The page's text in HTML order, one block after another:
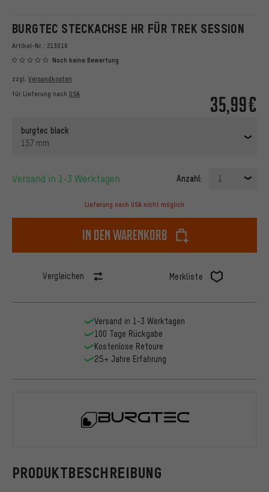
BURGTEC STECKACHSE HR FÜR TREK SESSION
Artikel-Nr.: 213016
Noch keine Bewertung
35,99€
zzgl. Versandkosten
für Lieferung nach USA
burgtec black
157 mm
Versand in 1-3 Werktagen Anzahl: 1
Lieferung nach USA nicht möglich
In den Warenkorb
Vergleichen Merkliste
PRODUKTBESCHREIBUNG
Versand in 1-3 Werktagen
100 Tage Rückgabe
Kostenlose Retoure
25+ Jahre Erfahrung
Burgtec